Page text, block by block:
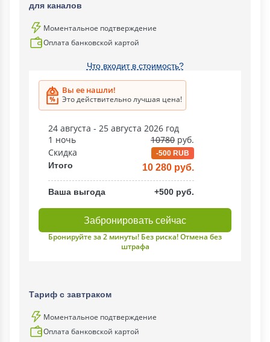
для каналов
Моментальное подтверждение
Оплата банковской картой
Что входит в стоимость?
Вы ее нашли!
Это действительно лучшая цена!
24 августа - 25 августа 2026 год
1 ночь
10780 руб.
Скидка
-500 RUB
Итого 10 280 руб.
Ваша выгода +500 руб.
Забронировать сейчас
Бронируйте за 2 минуты! Без риска! Отмена без
штрафа
Тариф с завтраком
Моментальное подтверждение
Оплата банковской картой